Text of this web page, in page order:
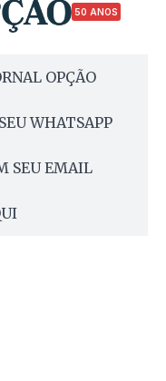
50 ANOS
OPÇÃO
WHATSAPP
SEU EMAIL